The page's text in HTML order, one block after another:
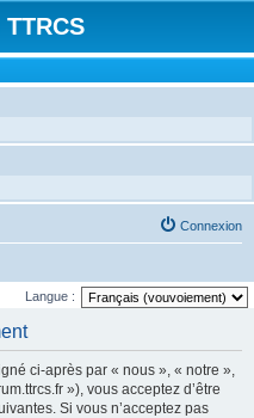
Connexion
Langue :
ci-après par « nous », « notre »,
»), vous acceptez d’être
Si vous n’acceptez pas